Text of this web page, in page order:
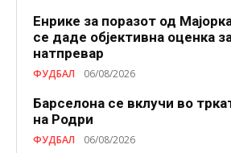
Енрике за поразот од
се даде објективна оценка
натпревар
ФУДБАЛ 06/08/2026
Барселона се вклучи во
на Родри
ФУДБАЛ 06/08/2026